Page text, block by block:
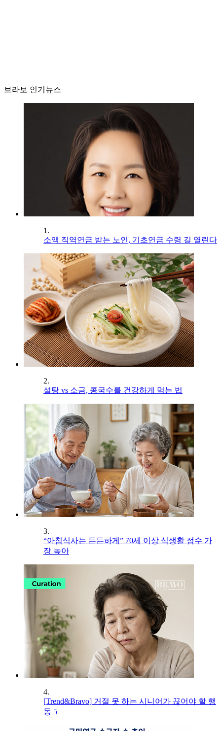
브라보 인기뉴스
1.
소액 직역연금 받는 노인, 기초연금 수령 길 열린다
2.
설탕 vs 소금, 콩국수를 건강하게 먹는 법
3.
“아침식사는 든든하게” 70세 이상 식생활 점수 가
장 높아
4.
[Trend&Bravo] 거절 못 하는 시니어가 끊어야 할 행
동 5